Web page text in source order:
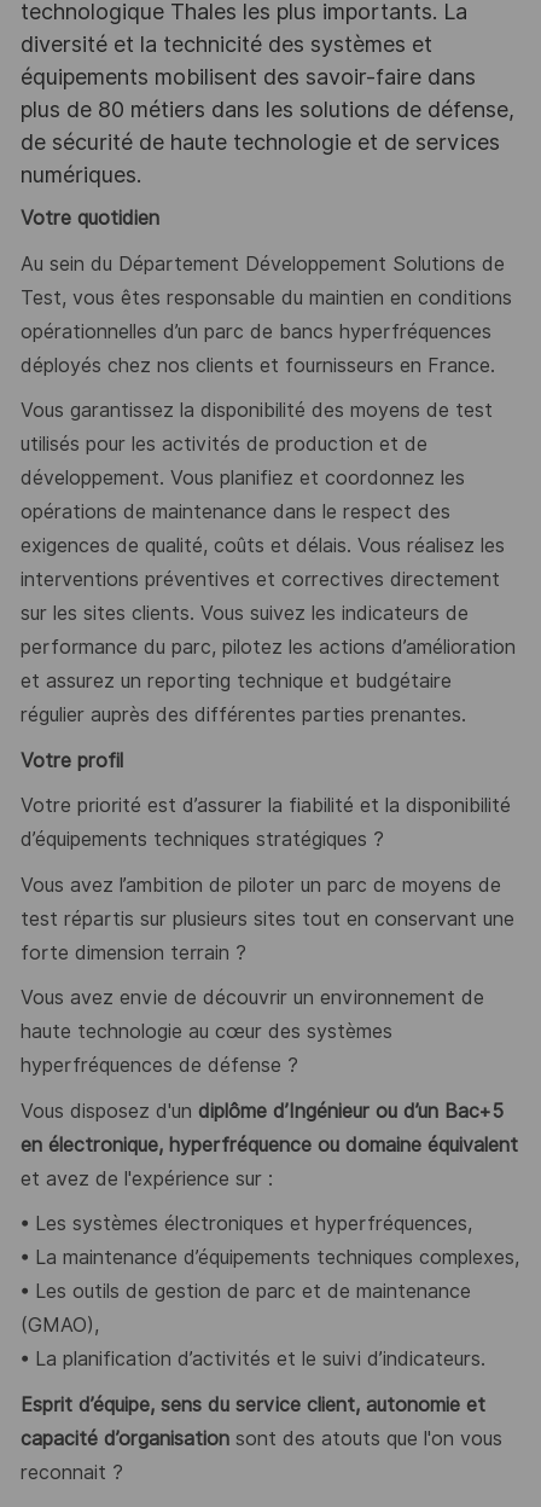
technologique Thales les plus importants. La
diversité et la technicité des systèmes et
équipements mobilisent des savoir-faire dans
plus de 80 métiers dans les solutions de défense,
de sécurité de haute technologie et de services
numériques.
Votre quotidien
Au sein du Département Développement Solutions de
Test, vous êtes responsable du maintien en conditions
opérationnelles d’un parc de bancs hyperfréquences
déployés chez nos clients et fournisseurs en France.
Vous garantissez la disponibilité des moyens de test
utilisés pour les activités de production et de
développement. Vous planifiez et coordonnez les
opérations de maintenance dans le respect des
exigences de qualité, coûts et délais. Vous réalisez les
interventions préventives et correctives directement
sur les sites clients. Vous suivez les indicateurs de
performance du parc, pilotez les actions d’amélioration
et assurez un reporting technique et budgétaire
régulier auprès des différentes parties prenantes.
Votre profil
Votre priorité est d’assurer la fiabilité et la disponibilité
d’équipements techniques stratégiques ?
Vous avez l’ambition de piloter un parc de moyens de
test répartis sur plusieurs sites tout en conservant une
forte dimension terrain ?
Vous avez envie de découvrir un environnement de
haute technologie au cœur des systèmes
hyperfréquences de défense ?
Vous disposez d'un diplôme d’Ingénieur ou d’un Bac+5
en électronique, hyperfréquence ou domaine équivalent
et avez de l'expérience sur :
• Les systèmes électroniques et hyperfréquences,
• La maintenance d’équipements techniques complexes,
• Les outils de gestion de parc et de maintenance
(GMAO),
• La planification d’activités et le suivi d’indicateurs.
Esprit d’équipe, sens du service client, autonomie et
capacité d’organisationsont des atouts que l'on vous
reconnait ?